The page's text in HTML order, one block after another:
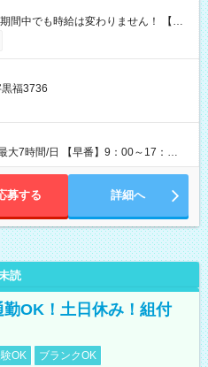
中でも時給は変わりません！ 【試
用期間の長さ：2ヶ月 雇用形態、給与
福3736
大7時間/日 【早番】9：00～17：
12：00～20：00（実働7時間） 【遅
ので、 応募時に店舗にてご相談くだ
募する 詳細へ
読
OK！土日休み！組付
OK ブランクOK